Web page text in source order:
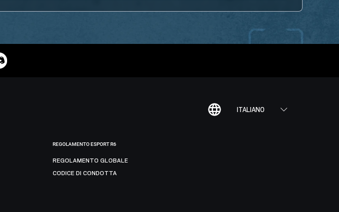
ITALIANO
REGOLAMENTO ESPORT R6
REGOLAMENTO GLOBALE
CODICE DI CONDOTTA